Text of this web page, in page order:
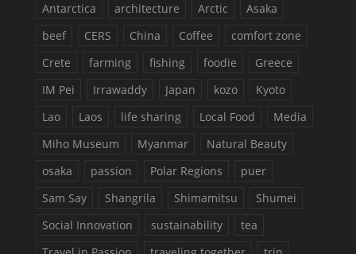
Antarctica
architecture Arctic
Asaka
beef
CERS China Coffee
comfort zone
Crete
farming fishing foodie
Greece
IM Pei
Irrawaddy Japan kozo
Kyoto
Lao
Laos life sharing Local Food
Media
Miho Museum
Myanmar
Natural Beauty
osaka
passion Polar Regions
puer
Sam Say
Shangrila Shimamitsu
Shumei
Social Innovation
sustainability
tea